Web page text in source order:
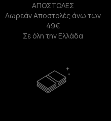
ΑΠΟΣΤΟΛΕΣ
Δωρεάν Αποστολές άνω των
49€
Σε όλη την Ελλάδα